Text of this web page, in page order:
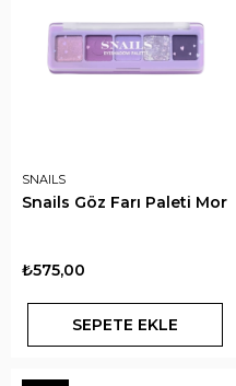
SNAILS
Snails Göz Farı Paleti Mor
₺575,00
SEPETE EKLE